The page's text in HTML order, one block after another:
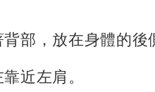
部，放在身體的後
近左肩。